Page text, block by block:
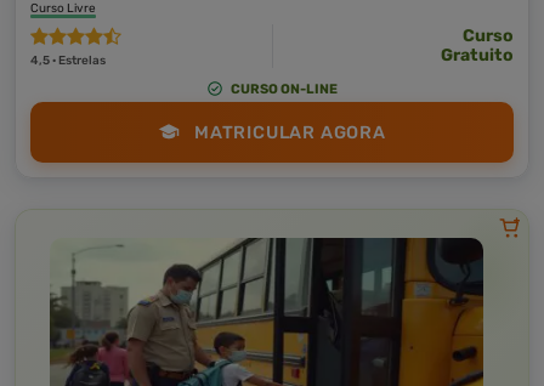
Curso Livre
4,5 · Estrelas
Curso
Gratuito
CURSO ON-LINE
MATRICULAR AGORA